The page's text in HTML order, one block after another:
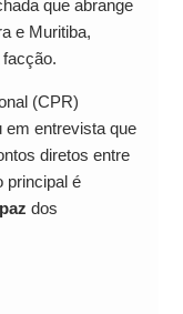
que abrange
e Muritiba,
(CPR)
em entrevista que
diretos entre
principal é
dos